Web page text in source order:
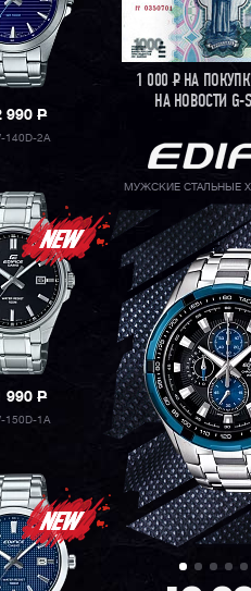
990P
140D-2A
990P
150D-1A
1 000РНА
НА НОВОСТИ G-
МУЖСКИЕ СТАЛЬНЫЕ